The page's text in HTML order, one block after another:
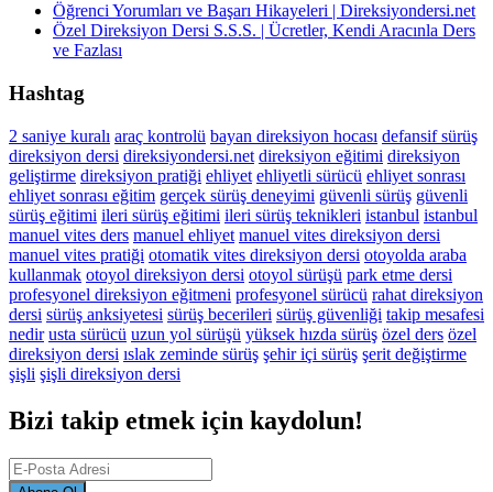
Öğrenci Yorumları ve Başarı Hikayeleri | Direksiyondersi.net
Özel Direksiyon Dersi S.S.S. | Ücretler, Kendi Aracınla Ders
ve Fazlası
Hashtag
2 saniye kuralı araç kontrolü bayan direksiyon hocası defansif sürüş
direksiyon dersi direksiyondersi.net direksiyon eğitimi direksiyon
geliştirme direksiyon pratiği ehliyet ehliyetli sürücü ehliyet sonrası
ehliyet sonrası eğitim gerçek sürüş deneyimi güvenli sürüş güvenli
sürüş eğitimi ileri sürüş eğitimi ileri sürüş teknikleri istanbul istanbul
manuel vites ders manuel ehliyet manuel vites direksiyon dersi
manuel vites pratiği otomatik vites direksiyon dersi otoyolda araba
kullanmak otoyol direksiyon dersi otoyol sürüşü park etme dersi
profesyonel direksiyon eğitmeni profesyonel sürücü rahat direksiyon
dersi sürüş anksiyetesi sürüş becerileri sürüş güvenliği takip mesafesi
nedir usta sürücü uzun yol sürüşü yüksek hızda sürüş özel ders özel
direksiyon dersi ıslak zeminde sürüş şehir içi sürüş şerit değiştirme
şişli şişli direksiyon dersi
Bizi takip etmek için kaydolun!